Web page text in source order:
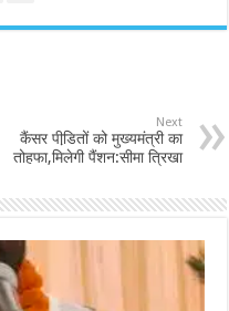
Next
कैंसर पीडि़तों को मुख्यमंत्री का
तोहफा,मिलेगी पैंशन:सीमा त्रिखा